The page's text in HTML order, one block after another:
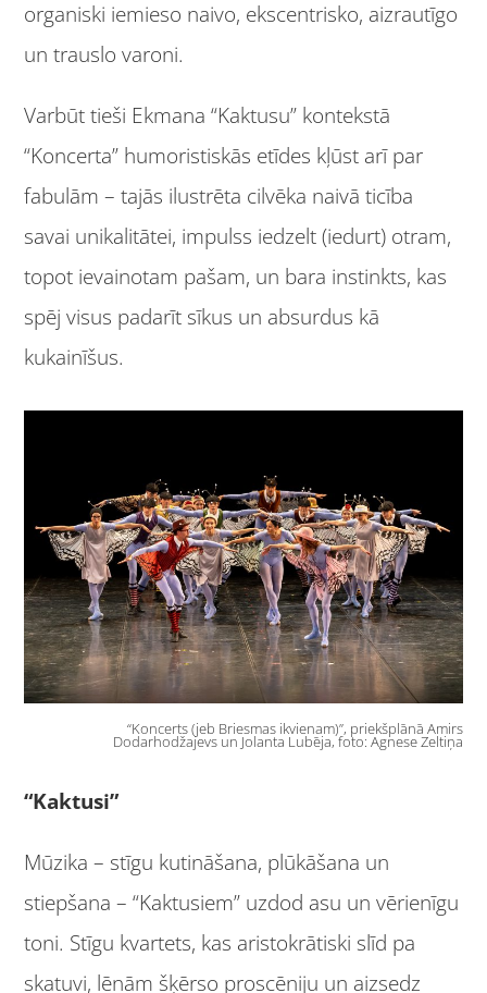
organiski iemieso naivo, ekscentrisko, aizrautīgo
un trauslo varoni.
Varbūt tieši Ekmana “Kaktusu” kontekstā
“Koncerta” humoristiskās etīdes kļūst arī par
fabulām – tajās ilustrēta cilvēka naivā ticība
savai unikalitātei, impulss iedzelt (iedurt) otram,
topot ievainotam pašam, un bara instinkts, kas
spēj visus padarīt sīkus un absurdus kā
kukainīšus.
“Koncerts (jeb Briesmas ikvienam)”, priekšplānā Amirs
Dodarhodžajevs un Jolanta Lubēja, foto: Agnese Zeltiņa
“Kaktusi”
Mūzika – stīgu kutināšana, plūkāšana un
stiepšana – “Kaktusiem” uzdod asu un vērienīgu
toni. Stīgu kvartets, kas aristokrātiski slīd pa
skatuvi, lēnām šķērso proscēniju un aizsedz